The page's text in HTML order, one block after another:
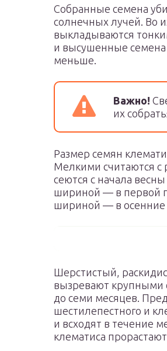
Собранные семена
солнечных лучей. Во
выкладываются
и высушенные семена
меньше.
Важно!
их
Размер семян
Мелкими считаются
сеются с начала
шириной — в первой
шириной — в осенние
Шерстистый,
вызревают крупными
до семи месяцев.
шестилепестного и
и всходят в течение
клематиса